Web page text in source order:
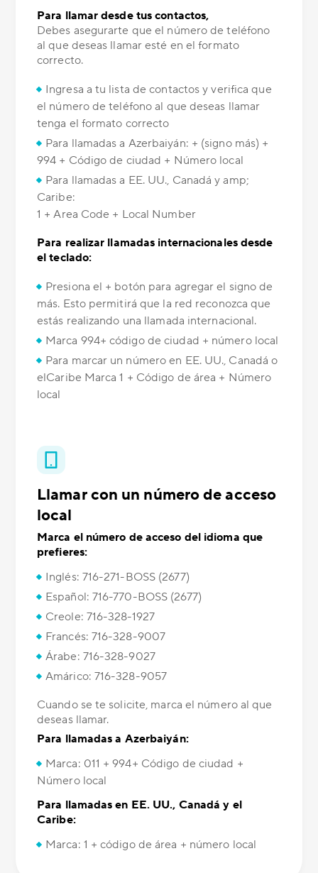
Para llamar desde tus contactos,
Debes asegurarte que el número de teléfono
al que deseas llamar esté en el formato
correcto.
Ingresa a tu lista de contactos y verifica que
el número de teléfono al que deseas llamar
tenga el formato correcto
Para llamadas a Azerbaiyán: + (signo más) +
994 + Código de ciudad + Número local
Para llamadas a EE. UU., Canadá y amp;
Caribe:
1 + Area Code + Local Number
Para realizar llamadas internacionales desde
el teclado:
Presiona el + botón para agregar el signo de
más. Esto permitirá que la red reconozca que
estás realizando una llamada internacional.
Marca 994+ código de ciudad + número local
Para marcar un número en EE. UU., Canadá o
elCaribe Marca 1 + Código de área + Número
local
Llamar con un número de acceso
local
Marca el número de acceso del idioma que
prefieres:
Inglés: 716-271-BOSS (2677)
Español: 716-770-BOSS (2677)
Creole: 716-328-1927
Francés: 716-328-9007
Árabe: 716-328-9027
Amárico: 716-328-9057
Cuando se te solicite, marca el número al que
deseas llamar.
Para llamadas a Azerbaiyán:
Marca: 011 + 994+ Código de ciudad +
Número local
Para llamadas en EE. UU., Canadá y el
Caribe:
Marca: 1 + código de área + número local